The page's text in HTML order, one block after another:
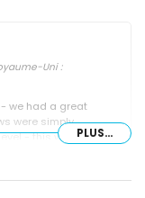
Uni :
- we had a great
were simply
- this worked for
PLUS...